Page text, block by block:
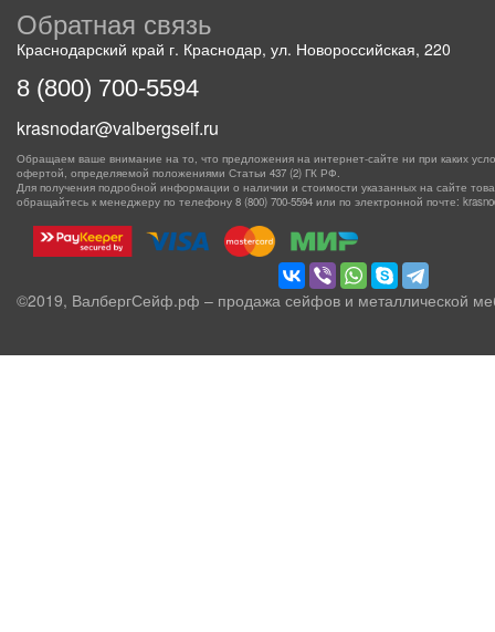
Обратная связь
Краснодарский край г. Краснодар, ул. Новороссийская, 220
8 (800) 700-5594
krasnodar@valbergseif.ru
Обращаем ваше внимание на то, что предложения на интернет-сайте ни при каких
офертой, определяемой положениями Статьи 437 (2) ГК РФ.
Для получения подробной информации о наличии и стоимости указанных на сайте
обращайтесь к менеджеру по телефону 8 (800) 700-5594 или по электронной почте:
©2019, ВалбергСейф.рф – продажа сейфов и металлической